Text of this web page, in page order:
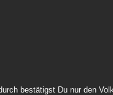
bestätigst Du nur den